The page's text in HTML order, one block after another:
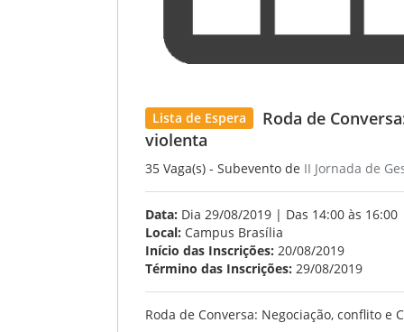
Lista de Espera
Roda de
violenta
35 Vaga(s) - Subevento de II Jornada de
Data: Dia 29/08/2019 | Das 14:00 às 16:00
Local: Campus Brasília
Início das Inscrições: 20/08/2019
Término das Inscrições: 29/08/2019
Roda de Conversa: Negociação, conflito e